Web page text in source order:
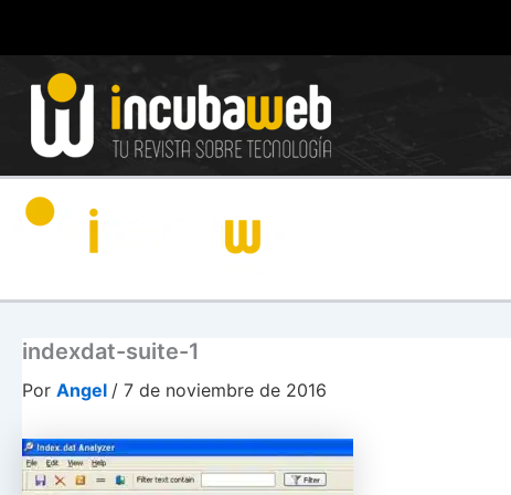
contenido
indexdat-suite-1
Por Angel / 7 de noviembre de 2016